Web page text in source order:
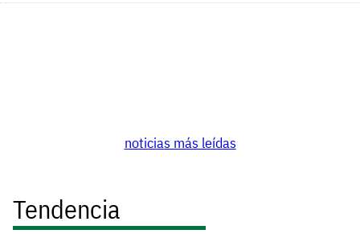
noticias más leídas
Tendencia